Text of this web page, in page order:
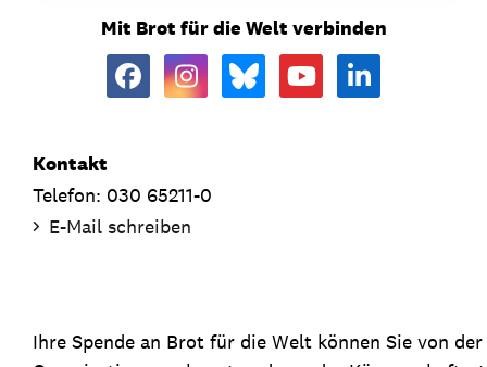
Mit Brot für die Welt verbinden
Kontakt
Telefon: 030 65211-0
E-Mail schreiben
Ihre Spende an Brot für die Welt können Sie von